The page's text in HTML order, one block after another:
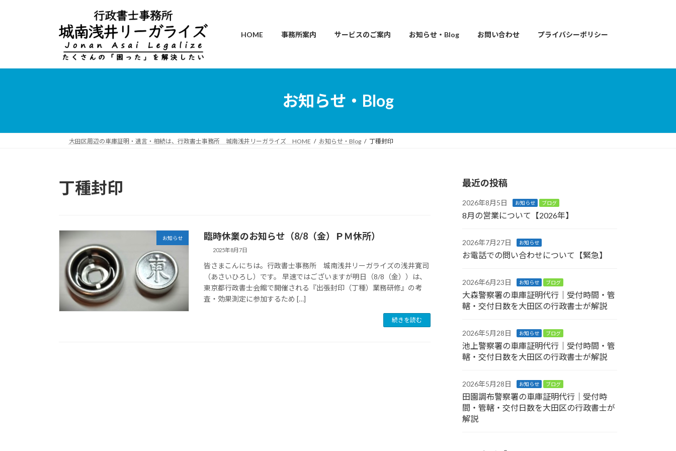
へ
ョ
HOME 事務所案内 サービスのご案内 お知らせ・Blog お問い合わせ プライバシーポリシー
お知らせ・Blog
大田区周辺の車庫証明・遺言・相続は、行政書士事務所 城南浅井リーガライズ HOME お知らせ・Blog 丁種封印
丁種封印
お知らせ 臨時休業のお知らせ（8/8（金）ＰＭ休所）
2025年8月7日
皆さまこんにちは。行政書士事務所 城南浅井リーガライズの浅井寛司
（あさいひろし）です。 早速ではございますが明日（8/8（金））は、
東京都行政書士会館で開催される『出張封印（丁種）業務研修』の考
査・効果測定に参加するため […]
続きを読む
最近の投稿
2026年8月5日 お知らせ ブログ
8月の営業について【2026年】
2026年7月27日 お知らせ
お電話での問い合わせについて【緊急】
2026年6月23日 お知らせ ブログ
大森警察署の車庫証明代行｜受付時間・管
轄・交付日数を大田区の行政書士が解説
2026年5月28日 お知らせ ブログ
池上警察署の車庫証明代行｜受付時間・管
轄・交付日数を大田区の行政書士が解説
2026年5月28日 お知らせ ブログ
田園調布警察署の車庫証明代行｜受付時
間・管轄・交付日数を大田区の行政書士が
解説